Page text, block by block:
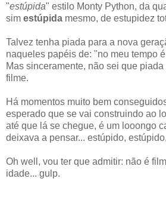
"estúpida" estilo Monty Python, da
sim estúpida mesmo, de estupidez
Talvez tenha piada para a nova
naqueles papéis de: "no meu tempo
Mas sinceramente, não sei que
filme.
Há momentos muito bem
esperado que se vai construindo ao
até que lá se chegue, é um looongo
deixava a pensar... estúpido,
Oh well, vou ter que admitir: não é
idade... gulp.